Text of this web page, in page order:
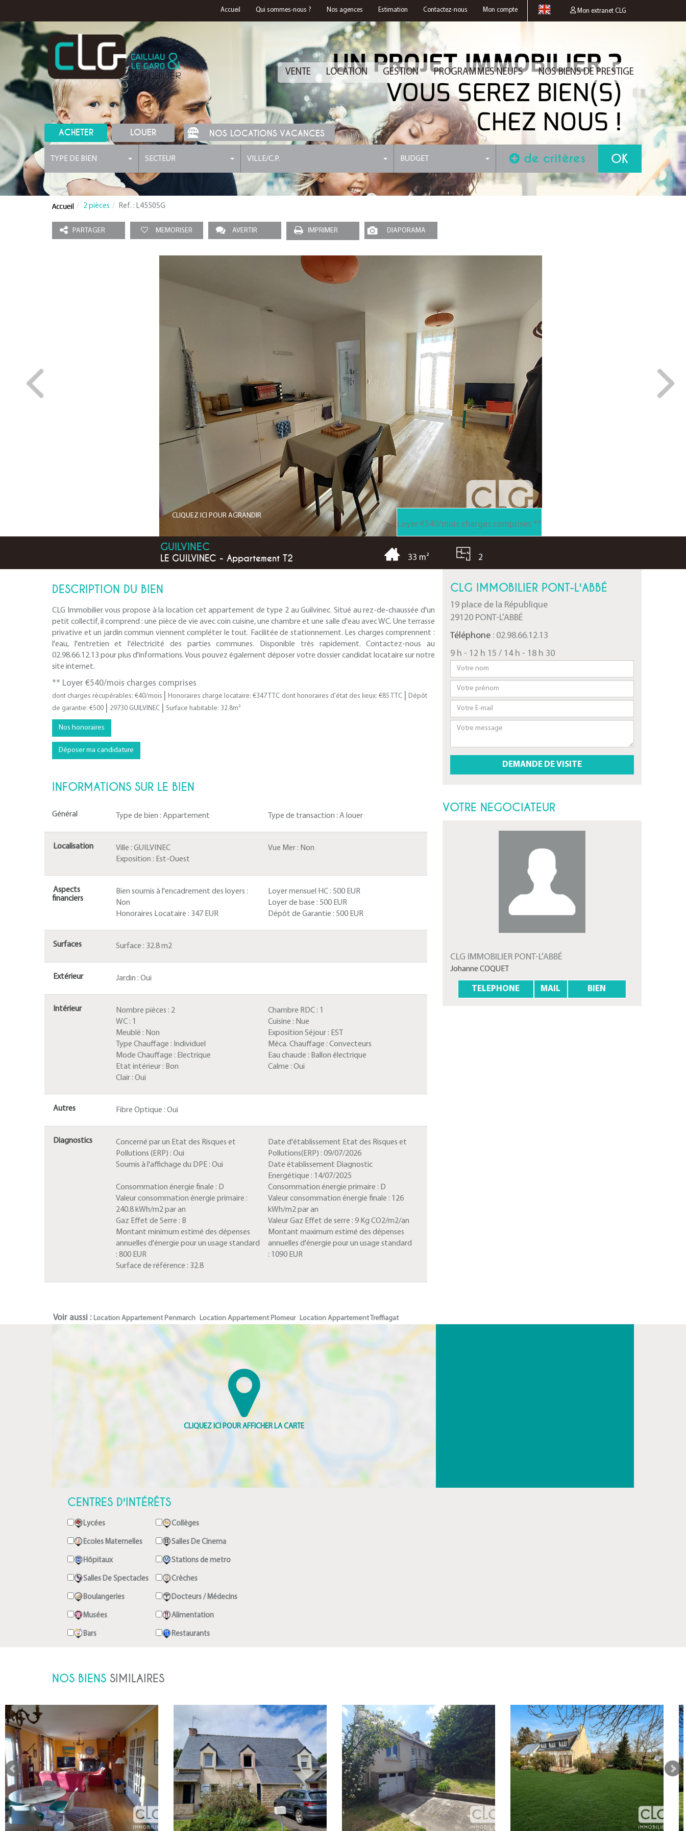
Mon extranet CLG
Accueil Qui sommes-nous ? Nos agences Estimation Contactez-nous Mon compte
VENTE LOCATION GESTION PROGRAMMES NEUFS NOS BIENS DE PRESTIGE
ACHETER LOUER NOS LOCATIONS VACANCES
TYPE DE BIEN SECTEUR VILLE/C.P. BUDGET de critères
2 pièces Ref. : L4550SG
PARTAGER MEMORISER AVERTIR IMPRIMER DIAPORAMA
CLIQUEZ ICI POUR AGRANDIR
Loyer €540/mois charges comprises **
GUILVINEC
LE GUILVINEC - Appartement T2 33 m² 2
DESCRIPTION DU BIEN
CLG Immobilier vous propose à la location cet appartement de type 2 au Guilvinec. Situé au rez-de-chaussée d'un
petit collectif, il comprend : une pièce de vie avec coin cuisine, une chambre et une salle d'eau avec WC. Une terrasse
privative et un jardin commun viennent compléter le tout. Facilitée de stationnement. Les charges comprennent :
l'eau, l'entretien et l'électricité des parties communes. Disponible très rapidement. Contactez-nous au
02.98.66.12.13 pour plus d'informations. Vous pouvez également déposer votre dossier candidat locataire sur notre
site internet.
** Loyer €540/mois charges comprises
dont charges récupérables: €40/mois Honoraires charge locataire: €347 TTC dont honoraires d'état des lieux: €85 TTC
Dépôt
de garantie: €500
29730 GUILVINEC Surface habitable: 32.8m²
Nos honoraires
Déposer ma candidature
INFORMATIONS SUR LE BIEN
Général Type de bien : Appartement Type de transaction : A louer
Localisation Ville : GUILVINEC Vue Mer : Non
Exposition : Est-Ouest
Aspects
financiers
Bien soumis à l'encadrement des loyers :
Non
Loyer mensuel HC : 500 EUR
Loyer de base : 500 EUR
Honoraires Locataire : 347 EUR Dépôt de Garantie : 500 EUR
Surfaces Surface : 32.8 m2
Extérieur Jardin : Oui
Intérieur Nombre pièces : 2 Chambre RDC : 1
WC : 1 Cuisine : Nue
Meublé : Non Exposition Séjour : EST
Type Chauffage : Individuel Méca. Chauffage : Convecteurs
Mode Chauffage : Electrique Eau chaude : Ballon électrique
Etat intérieur : Bon Calme : Oui
Clair : Oui
Autres Fibre Optique : Oui
Diagnostics
Concerné par un Etat des Risques et
Pollutions (ERP) : Oui
Date d'établissement Etat des Risques et
Pollutions(ERP) : 09/07/2026
Soumis à l'affichage du DPE : Oui
Date établissement Diagnostic
Energétique : 14/07/2025
Consommation énergie finale : D Consommation énergie primaire : D
Valeur consommation énergie primaire :
240.8 kWh/m2 par an
Valeur consommation énergie finale : 126
kWh/m2 par an
Gaz Effet de Serre : B Valeur Gaz Effet de serre : 9 Kg CO2/m2/an
Montant minimum estimé des dépenses
annuelles d'énergie pour un usage standard
: 800 EUR
Montant maximum estimé des dépenses
annuelles d'énergie pour un usage standard
: 1090 EUR
Surface de référence : 32.8
CLG IMMOBILIER PONT-L'ABBÉ
19 place de la République
29120 PONT-L'ABBÉ
Téléphone : 02.98.66.12.13
9 h - 12 h 15 / 14 h - 18 h 30
VOTRE NEGOCIATEUR
CLG IMMOBILIER PONT-L'ABBÉ
Johanne COQUET
TELEPHONE MAIL BIEN
Voir aussi : Location Appartement Penmarch Location Appartement Plomeur Location Appartement Treffiagat
CENTRES D'INTÉRÊTS
Lycées Collèges
Ecoles Maternelles Salles De Cinema
Hôpitaux Stations de metro
Salles De Spectacles Crèches
Boulangeries Docteurs / Médecins
Musées Alimentation
Bars Restaurants
NOS BIENS SIMILAIRES